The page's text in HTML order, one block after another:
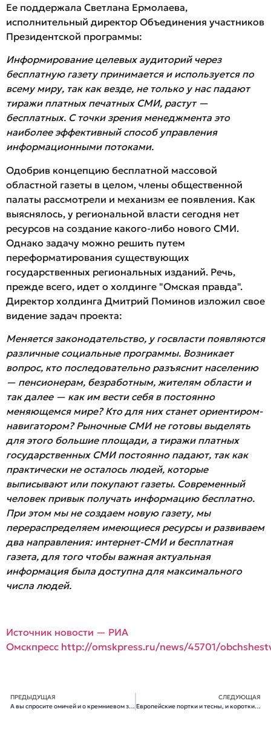
Ее поддержала Светлана Ермолаева,
исполнительный директор Объединения участников
Президентской программы:
Информирование целевых аудиторий через
бесплатную газету принимается и используется по
всему миру, так как везде, не только у нас падают
тиражи платных печатных СМИ, растут —
бесплатных. С точки зрения менеджмента это
наиболее эффективный способ управления
информационными потоками.
Одобрив концепцию бесплатной массовой
областной газеты в целом, члены общественной
палаты рассмотрели и механизм ее появления. Как
выяснялось, у региональной власти сегодня нет
ресурсов на создание какого-либо нового СМИ.
Однако задачу можно решить путем
переформатирования существующих
государственных региональных изданий. Речь,
прежде всего, идет о холдинге "Омская правда".
Директор холдинга Дмитрий Поминов изложил свое
видение задач проекта:
Меняется законодательство, у госвласти появляются
различные социальные программы. Возникает
вопрос, кто последовательно разъяснит населению
— пенсионерам, безработным, жителям области и
так далее — как им вести себя в постоянно
меняющемся мире? Кто для них станет ориентиром-
навигатором? Рыночные СМИ не готовы выделять
для этого большие площади, а тиражи платных
государственных СМИ постоянно падают, так как
практически не осталось людей, которые
выписывают или покупают газеты. Современный
человек привык получать информацию бесплатно.
При этом мы не создаем новую газету, мы
перераспределяем имеющиеся ресурсы и развиваем
два направления: интернет-СМИ и бесплатная
газета, для того чтобы важная актуальная
информация была доступна для максимального
числа людей.
Источник новости — РИА
Омскпресс http://omskpress.ru/news/45701/
ПРЕДЫДУЩАЯ
А вы спросите омичей и о кремниевом заводе, и об Омскэлектро, и о мэре
СЛЕДУЮЩАЯ
Европейские портки и тесны, и коротки…